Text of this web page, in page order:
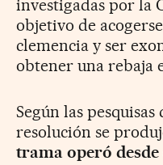
investigadas por la
objetivo de
clemencia y ser
obtener una rebaja
Según las
resolución se
trama operó desde